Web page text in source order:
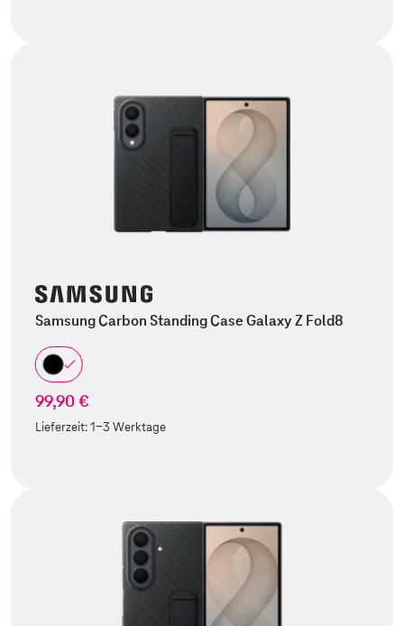
Samsung Carbon Standing Case Galaxy Z Fold8
99,90 €
Lieferzeit:1-3 Werktage